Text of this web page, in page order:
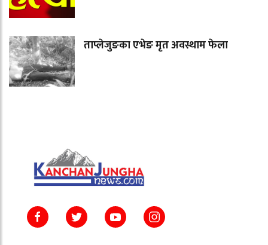
ताप्लेजुङका एभेङ मृत अवस्थाम फेला